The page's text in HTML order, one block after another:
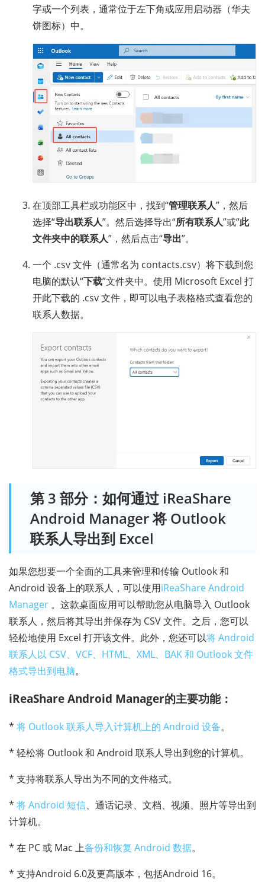
字或一个列表，通常位于左下角或应用启动器（华夫
饼图标）中。
在顶部工具栏或功能区中，找到“管理联系人”，然后
选择“导出联系人”。然后选择导出“所有联系人”或“此
文件夹中的联系人”，然后点击“导出”。
一个 .csv 文件（通常名为 contacts.csv）将下载到您
电脑的默认“下载”文件夹中。使用 Microsoft Excel 打
开此下载的 .csv 文件，即可以电子表格格式查看您的
联系人数据。
第 3 部分：如何通过 iReaShare
Android Manager 将 Outlook
联系人导出到 Excel
如果您想要一个全面的工具来管理和传输 Outlook 和
Android 设备上的联系人，可以使用iReaShare Android
Manager 。这款桌面应用可以帮助您从电脑导入 Outlook
联系人，然后将其导出并保存为 CSV 文件。之后，您可以
轻松地使用 Excel 打开该文件。此外，您还可以将 Android
联系人以 CSV、VCF、HTML、XML、BAK 和 Outlook 文件
格式导出到电脑。
iReaShare Android Manager的主要功能：
* 将 Outlook 联系人导入计算机上的 Android 设备。
* 轻松将 Outlook 和 Android 联系人导出到您的计算机。
* 支持将联系人导出为不同的文件格式。
* 将 Android 短信、通话记录、文档、视频、照片等导出到
计算机。
* 在 PC 或 Mac 上备份和恢复 Android 数据。
* 支持Android 6.0及更高版本，包括Android 16。